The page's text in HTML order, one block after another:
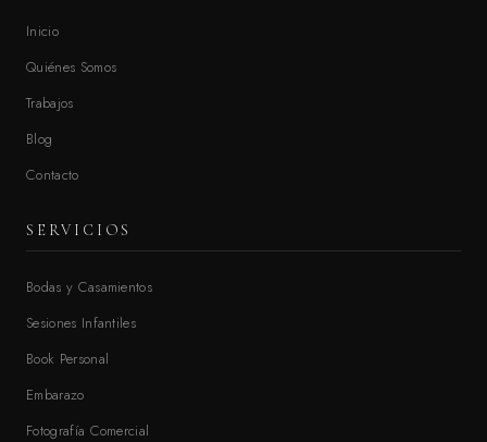
Inicio
Quiénes Somos
Trabajos
Blog
Contacto
SERVICIOS
Bodas y Casamientos
Sesiones Infantiles
Book Personal
Embarazo
Fotografía Comercial